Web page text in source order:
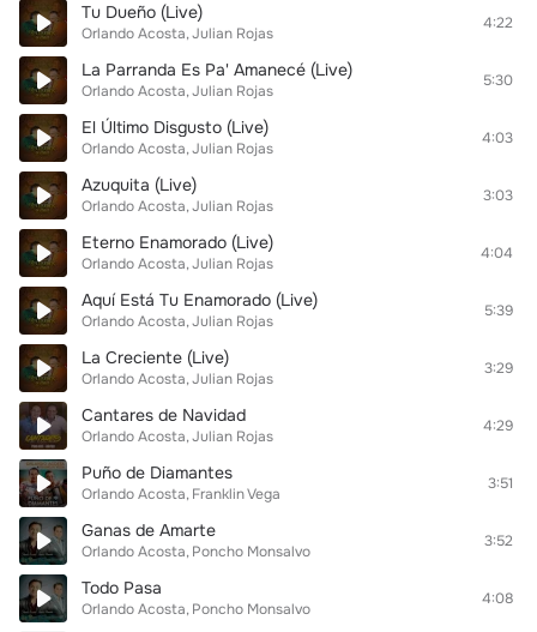
Tu Dueño (Live)
Orlando Acosta Julian Rojas
4:22
La Parranda Es Pa' Amanecé (Live)
Orlando Acosta Julian Rojas
5:30
El Último Disgusto (Live)
Orlando Acosta Julian Rojas
4:03
Azuquita (Live)
Orlando Acosta Julian Rojas
3:03
Eterno Enamorado (Live)
Orlando Acosta Julian Rojas
4:04
Aquí Está Tu Enamorado (Live)
Orlando Acosta Julian Rojas
5:39
La Creciente (Live)
Orlando Acosta Julian Rojas
3:29
Cantares de Navidad
Orlando Acosta Julian Rojas
4:29
Puño de Diamantes
Orlando Acosta Franklin Vega
3:51
Ganas de Amarte
Orlando Acosta Poncho Monsalvo
3:52
Todo Pasa
Orlando Acosta Poncho Monsalvo
4:08